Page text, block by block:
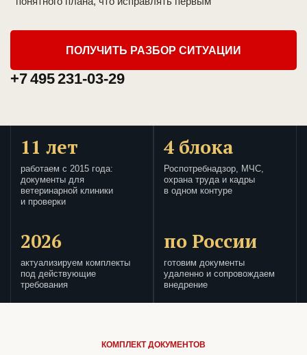
ПОЛУЧИТЬ РАЗБОР СИТУАЦИИ
+7 495 231-03-29
11 лет
работаем с 2015 года:
документы для
ветеринарной клиники
и проверки
4 блока
Роспотребнадзор, МЧС,
охрана труда и кадры
в одном контуре
2026
актуализируем комплекты
под действующие
требования
по России
готовим документы
удаленно и сопровождаем
внедрение
КОМПЛЕКТ ДОКУМЕНТОВ